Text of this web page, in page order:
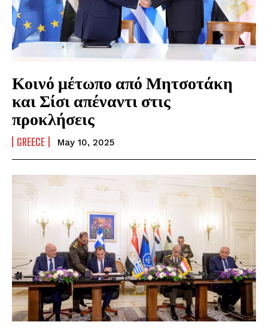
Κοινό μέτωπο από Μητσοτάκη
και Σίσι απέναντι στις
προκλήσεις
GREECE May 10, 2025